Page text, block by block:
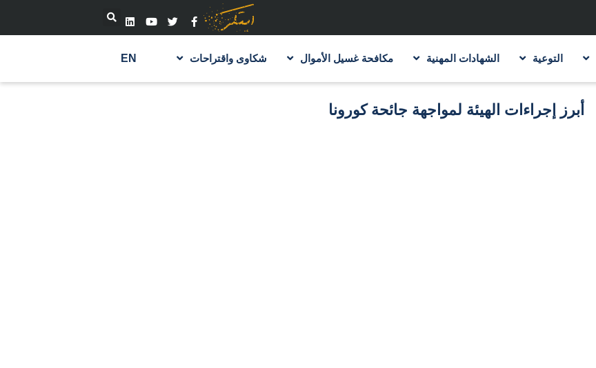
التوعية الشهادات المهنية مكافحة غسيل الأموال شكاوى واقتراحات EN
أبرز إجراءات الهيئة لمواجهة جائحة كورونا